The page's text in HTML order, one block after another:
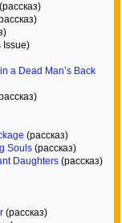
(рассказ)
Issue)
a Dead Man’s Back
(рассказ)
Souls (рассказ)
Daughters (рассказ)
(рассказ)